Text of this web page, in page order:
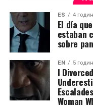
ES 4
El día
estaban
sobre
EN 5
I
Woman